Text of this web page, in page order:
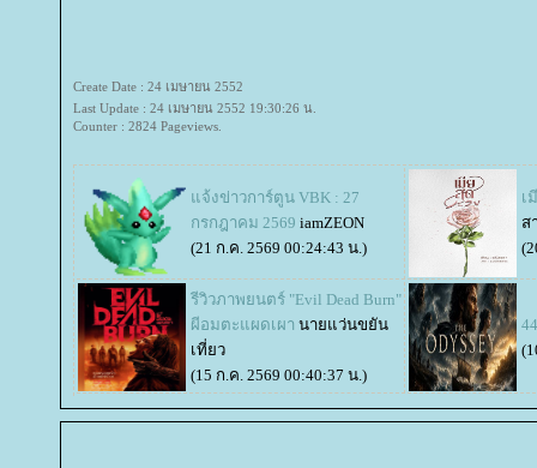
Create Date : 24 เมษายน 2552
Last Update : 24 เมษายน 2552 19:30:26 น.
Counter : 2824 Pageviews.
จ้งข่าวการ์ตูน VBK : 27
กรกฎาคม 2569 iamZEON
(21 ก.ค. 2569 00:24:43 น.)
เ
ส
รีวิวภาพยนตร์ "Evil Dead Burn"
ผีอมตะแผดเผา นายแว่นขยัน
เที่ยว
(15 ก.ค. 2569 00:40:37 น.)